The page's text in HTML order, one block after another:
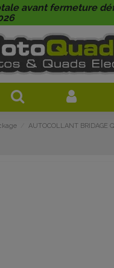
avant fermeture
AUTOCOLLANT BRIDAGE